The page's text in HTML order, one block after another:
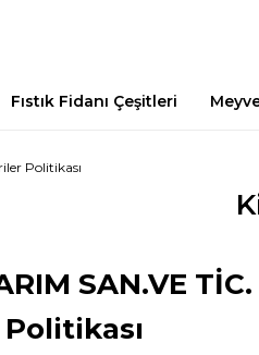
Fıstık Fidanı Çeşitleri
Politikası
SAN.VE TİC.